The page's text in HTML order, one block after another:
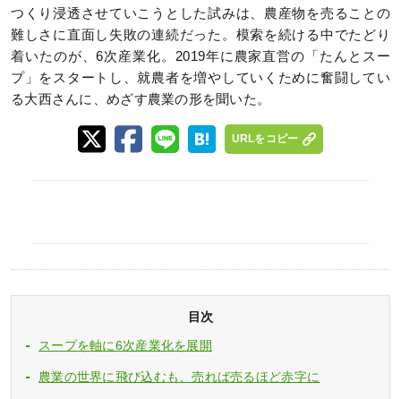
つくり浸透させていこうとした試みは、農産物を売ることの
難しさに直面し失敗の連続だった。模索を続ける中でたどり
着いたのが、6次産業化。2019年に農家直営の「たんとスー
プ」をスタートし、就農者を増やしていくために奮闘してい
る大西さんに、めざす農業の形を聞いた。
URLをコピー
目次
スープを軸に6次産業化を展開
農業の世界に飛び込むも、売れば売るほど赤字に